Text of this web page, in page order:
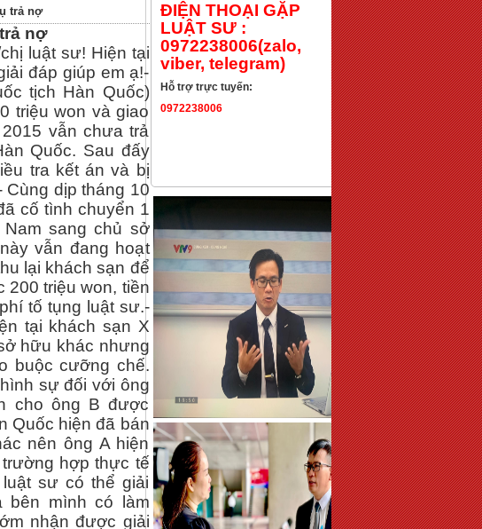
trả nợ
nợ
luật sư! Hiện tại
đáp giúp em ạ!-
tịch Hàn Quốc)
triệu won và giao
vẫn chưa trả
Quốc. Sau đấy
tra kết án và bị
Cùng dịp tháng 10
cố tình chuyển 1
sang chủ sở
vẫn đang hoạt
lại khách sạn để
200 triệu won, tiền
tố tụng luật sư.-
tại khách sạn X
hữu khác nhưng
buộc cưỡng chế.
sự đối với ông
cho ông B được
Quốc hiện đã bán
nên ông A hiện
hợp thực tế
sư có thể giải
bên mình có làm
nhận được giải
ĐIỆN THOẠI GẶP
LUẬT SƯ :
0972238006(zalo,
viber, telegram)
Hỗ trợ trực tuyến:
0972238006